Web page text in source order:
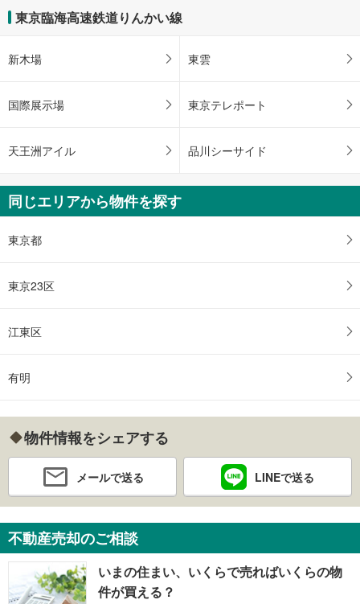
東京臨海高速鉄道りんかい線
新木場 東雲
国際展示場 東京テレポート
天王洲アイル 品川シーサイド
同じエリアから物件を探す
東京都
東京23区
江東区
有明
物件情報をシェアする
メールで送る LINEで送る
不動産売却のご相談
いまの住まい、いくらで売ればいくらの物
件が買える？